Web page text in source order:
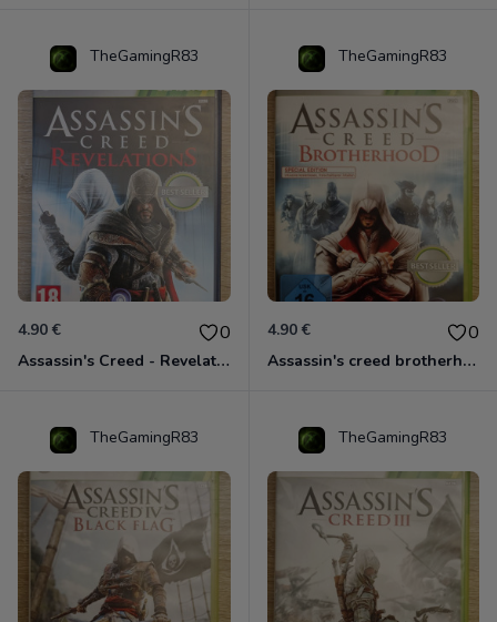
TheGamingR83
4.90 € 0
Assassin's Creed - Revelations - Classics Edition Xbox 360
TheGamingR83
4.90 € 0
Assassin's creed brotherhood édition Special Xbox 360 classics
TheGamingR83 TheGamingR83